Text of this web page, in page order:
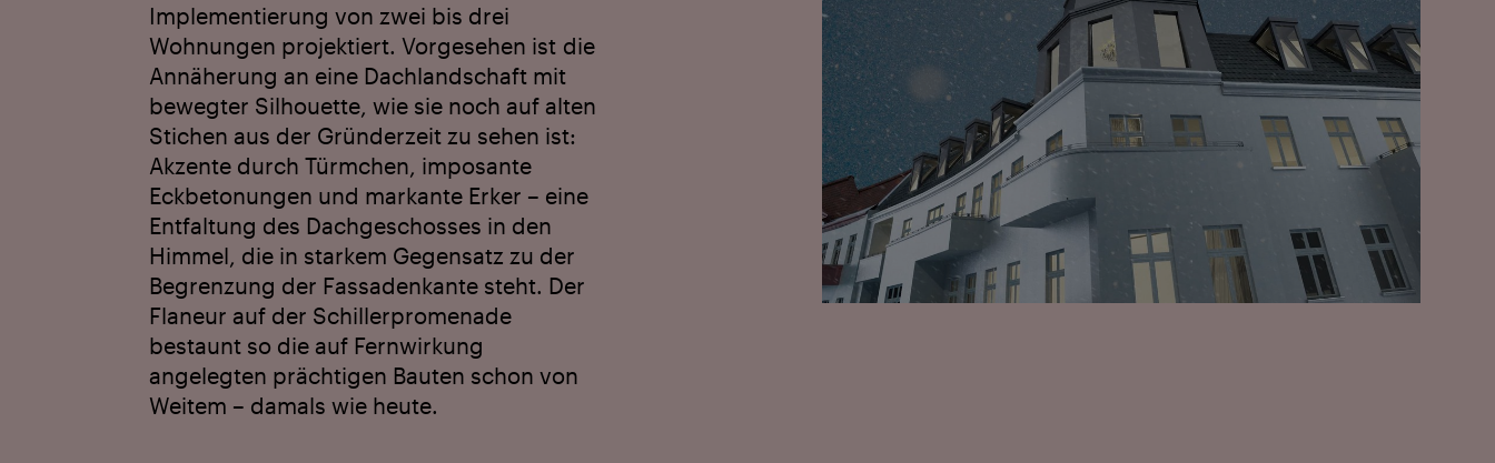
Implementierung von zwei bis drei
Wohnungen projektiert. Vorgesehen ist die
Annäherung an eine Dachlandschaft mit
bewegter Silhouette, wie sie noch auf alten
Stichen aus der Gründerzeit zu sehen ist:
Akzente durch Türmchen, imposante
Eckbetonungen und markante Erker – eine
Entfaltung des Dachgeschosses in den
Himmel, die in starkem Gegensatz zu der
Begrenzung der Fassadenkante steht. Der
Flaneur auf der Schiller­promenade
bestaunt so die auf Fernwirkung
angelegten prächtigen Bauten schon von
Weitem – damals wie heute.